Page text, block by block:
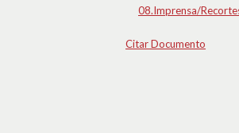
08.Imprensa/
Citar Documento